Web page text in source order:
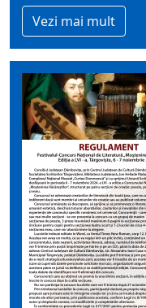
Vezi mai mult